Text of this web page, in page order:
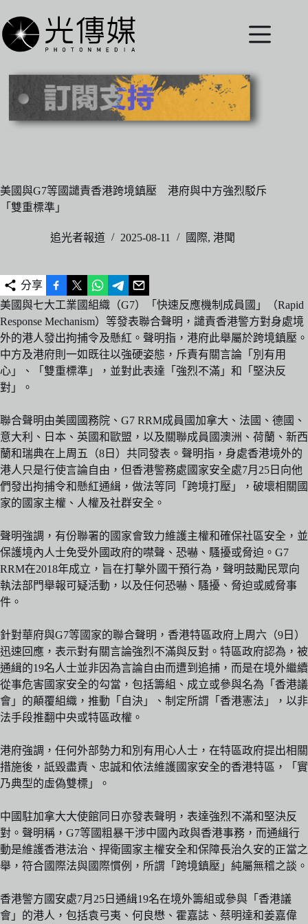
至
主
內
美國與G7等國譴責香港跨境鎮壓 港府與中方強烈駁斥
「雙重標準」
追光者報道 2025-08-11 國際, 港聞
分享
美國與七大工業國組織（G7）「快速反應機制成員國」（Rapid
Response Mechanism）等發表聯合聲明，譴責香港警方對身處境
外的港人發出拘捕令及懸紅。聲明指，港府此舉屬於跨境鎮壓。
中方及港府則一如既往以強硬姿態，斥責有關言論「別有用
心」、「雙重標準」，並對此表達「強烈不滿」和「堅決反
對」。
聯合聲明由美國國務院、G7 RRM成員國加拿大、法國、德國、
意大利、日本、英國和歐盟，以及關聯成員國澳洲、荷蘭、新西
蘭和瑞典在上周五（8日）共同發表。聲明指，身處香港境外的
港人只是行使言論自由，但香港警務處國家安全處7月25日向他
們發出拘捕令和懸紅通緝，做法等同「跨境打壓」，破壞相關國
家的國家主權、人權及社群安全。
聲明強調，有份聯署的國家會致力維護主權和確保社區安全，並
保護境內人士免受外國政府的噤聲、恐嚇、騷擾或脅迫。G7
RRM在2018年成立，旨在打擊外國干預行為，聲明鼓勵民眾向
執法部門舉報可疑活動，以及任何恐嚇、騷擾、脅迫或威脅事
件。
針對華府與G7等國家的聯合聲明，香港特區政府上周六（9日）
迅速回應，表示對有關言論強烈不滿與反對。特區政府認為，被
通緝的19名人士並非因為言論自由而遭到追捕，而是在境外繼續
從事危害國家安全的勾當，包括籌組、成立或參與名為「香港議
會」的顛覆組織，推動「自決」、制定所謂「香港憲法」，以非
法手段推翻中央或特區政權。
港府強調，任何外部勢力和別有用心人士，在特區政府提出相關
措施後，詆毀盡責、忠誠和依法維護國家安全的香港特區，「實
乃典型的虛偽雙標」。
中國駐加拿大大使館同日亦發表聲明，表達強烈不滿和堅決反
對。聲明稱，G7等國粗暴干涉中國內政與香港事務，而通緝行
動是維護香港法治、捍衛國家主權安全和保障長治久安的正當之
舉，符合國際法與國際慣例，所謂「跨境鎮壓」純屬無稽之談。
香港警方國安處7月25日通緝19名在境外籌組或參與「香港議
會」的港人，包括袁弓夷、何良懋、霍嘉誌、蔡明達和姜嘉偉